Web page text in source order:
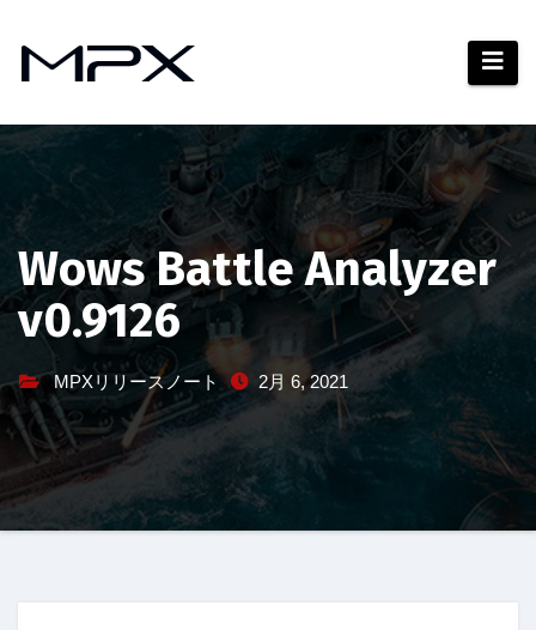
プ
Wows Battle Analyzer
v0.9126
MPXリリースノート 2月 6, 2021